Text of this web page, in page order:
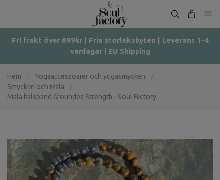
Fri frakt över 699kr | Fria storleksbyten | Leverans 1-4
vardagar | EU Shipping
Hem Yogaaccessoarer och yogasmycken
Smycken och Mala
Mala halsband Grounded Strength - Soul Factory